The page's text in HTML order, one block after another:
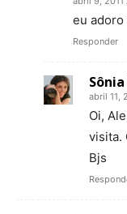
eu adoro
Responder
abril 11,
Oi,
visita.
Bjs